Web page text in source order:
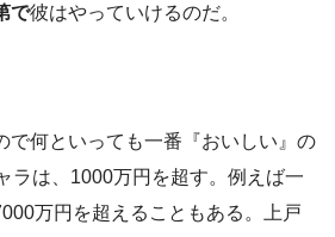
で彼はやっていけるのだ。
で何といっても一番『おいしい』の
ラは、1000万円を超す。例えば一
万円を超えることもある。上戸